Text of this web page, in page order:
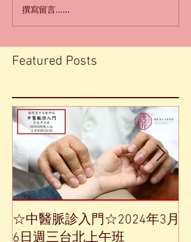
撰寫留言......
Featured Posts
☆中醫脈診入門☆2024年3月
6日週三台北上午班